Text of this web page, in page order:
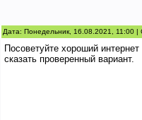
Дата: Понедельник, 16.08.2021, 11:00
Посоветуйте хороший
сказать проверенный вариант.